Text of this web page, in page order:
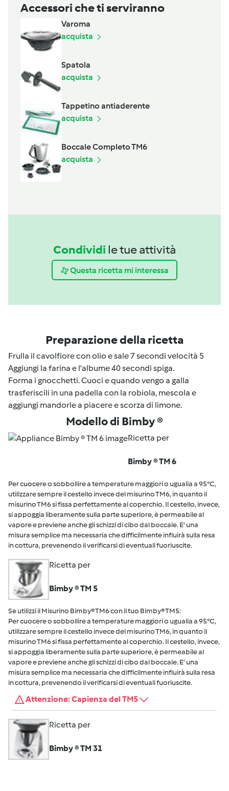
Accessori che ti serviranno
Varoma
acquista
Spatola
acquista
Tappetino antiaderente
acquista
Boccale Completo TM6
acquista
Condividi le tue attività
Questa ricetta mi interessa
Preparazione della ricetta
Frulla il cavolfiore con olio e sale 7 secondi velocità 5
Aggiungi la farina e l'albume 40 secondi spiga.
Forma i gnocchetti. Cuoci e quando vengo a galla
trasferiscili in una padella con la robiola, mescola e
aggiungi mandorle a piacere e scorza di limone.
Modello di Bimby ®
Ricetta per
Bimby ® TM 6
Per cuocere o sobbollire a temperature maggiori o ugualia a 95°C,
utilizzare sempre il cestello invece del misurino TM6, in quanto il
misurino TM6 si fissa perfettamente al coperchio. Il cestello, invece,
si appoggia liberamente sulla parte superiore, è permeabile al
vapore e previene anche gli schizzi di cibo dal boccale. E' una
misura semplice ma necessaria che difficilmente influirà sulla resa
in cottura, prevenendo il verificarsi di eventuali fuoriuscite.
Ricetta per
Bimby ® TM 5
Se utilizzi il Misurino Bimby® TM6 con il tuo Bimby® TM5:
Per cuocere o sobbollire a temperature maggiori o ugualia a 95°C,
utilizzare sempre il cestello invece del misurino TM6, in quanto il
misurino TM6 si fissa perfettamente al coperchio. Il cestello, invece,
si appoggia liberamente sulla parte superiore, è permeabile al
vapore e previene anche gli schizzi di cibo dal boccale. E' una
misura semplice ma necessaria che difficilmente influirà sulla resa
in cottura, prevenendo il verificarsi di eventuali fuoriuscite.
Attenzione: Capienza del TM5
Ricetta per
Bimby ® TM 31